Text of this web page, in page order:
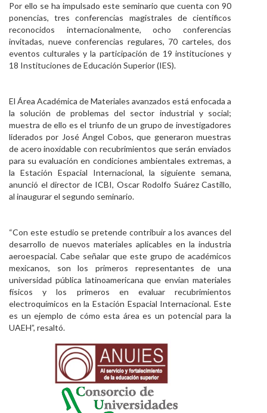
Por ello se ha impulsado este seminario que cuenta con 90
ponencias, tres conferencias magistrales de científicos
reconocidos internacionalmente, ocho conferencias
invitadas, nueve conferencias regulares, 70 carteles, dos
eventos culturales y la participación de 19 instituciones y
18 Instituciones de Educación Superior (IES).
El Área Académica de Materiales avanzados está enfocada a
la solución de problemas del sector industrial y social;
muestra de ello es el triunfo de un grupo de investigadores
liderados por José Ángel Cobos, que generaron muestras
de acero inoxidable con recubrimientos que serán enviados
para su evaluación en condiciones ambientales extremas, a
la Estación Espacial Internacional, la siguiente semana,
anunció el director de ICBI, Oscar Rodolfo Suárez Castillo,
al inaugurar el segundo seminario.
“Con este estudio se pretende contribuir a los avances del
desarrollo de nuevos materiales aplicables en la industria
aeroespacial. Cabe señalar que este grupo de académicos
mexicanos, son los primeros representantes de una
universidad pública latinoamericana que envían materiales
físicos y los primeros en evaluar recubrimientos
electroquímicos en la Estación Espacial Internacional. Este
es un ejemplo de cómo esta área es un potencial para la
UAEH”, resaltó.